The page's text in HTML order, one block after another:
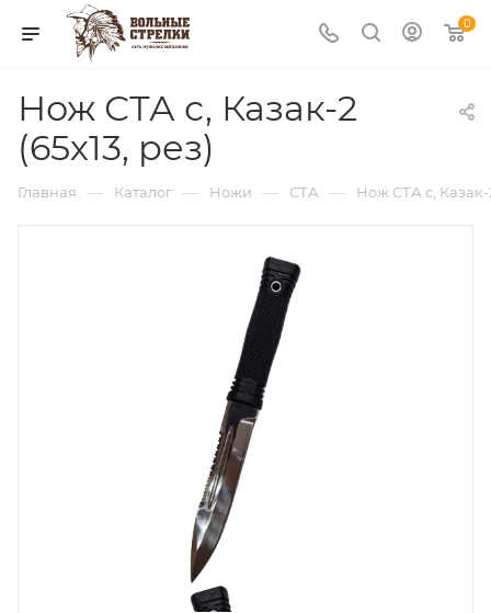
0
Нож СТА с, Казак-2
(65х13, рез)
Главная — Каталог — Ножи — СТА — Нож СТА с, Казак-